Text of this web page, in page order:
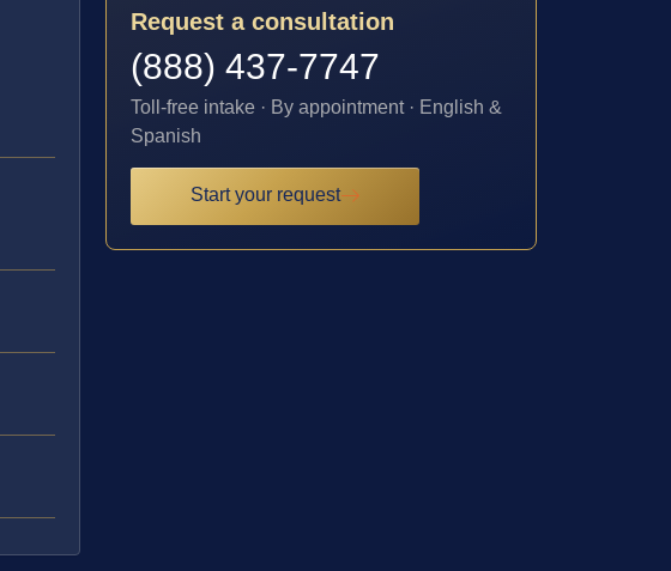
Request a consultation
(888) 437-7747
Toll-free intake · By appointment · English &
Spanish
Start your request